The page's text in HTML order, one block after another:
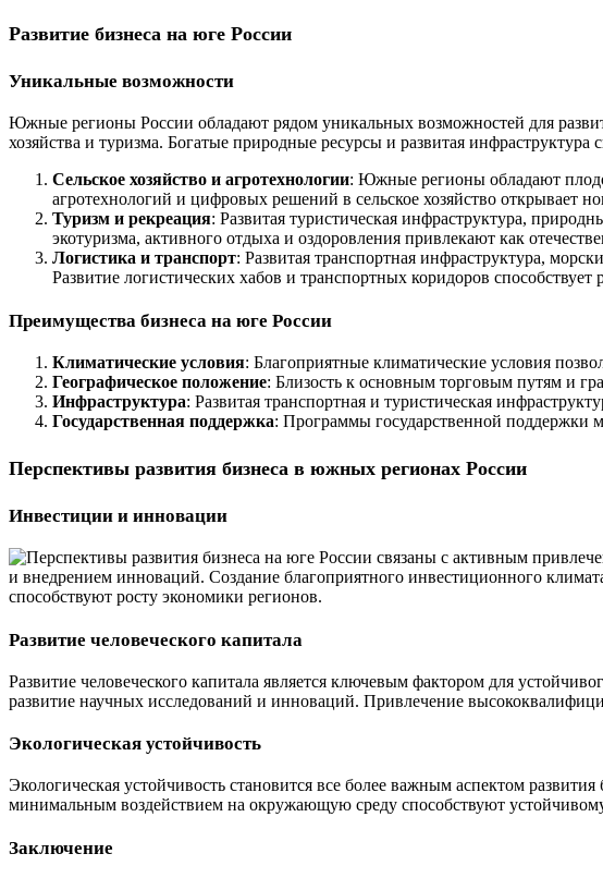
Развитие бизнеса на юге России
Уникальные возможности
Южные регионы России обладают рядом уникальных возможностей для
хозяйства и туризма. Богатые природные ресурсы и развитая
Сельское хозяйство и агротехнологии: Южные регионы обладают
агротехнологий и цифровых решений в сельское хозяйство открывает
Туризм и рекреация: Развитая туристическая инфраструктура,
экотуризма, активного отдыха и оздоровления привлекают как
Логистика и транспорт: Развитая транспортная инфраструктура,
Развитие логистических хабов и транспортных коридоров
Преимущества бизнеса на юге России
Климатические условия: Благоприятные климатические условия
Географическое положение: Близость к основным торговым путям и
Инфраструктура: Развитая транспортная и туристическая
Государственная поддержка: Программы государственной поддержки
Перспективы развития бизнеса в южных регионах России
Инвестиции и инновации
и внедрением инноваций. Создание благоприятного инвестиционного
способствуют росту экономики регионов.
Развитие человеческого капитала
Развитие человеческого капитала является ключевым фактором для
развитие научных исследований и инноваций. Привлечение
Экологическая устойчивость
Экологическая устойчивость становится все более важным аспектом
минимальным воздействием на окружающую среду способствуют
Заключение